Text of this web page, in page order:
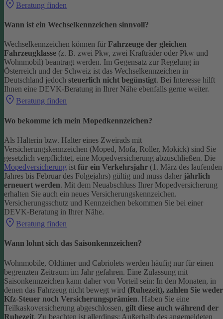
Beratung finden
Wann ist ein Wechselkennzeichen sinnvoll?
Wechselkennzeichen können für Fahrzeuge der gleichen
Fahrzeugklasse (z. B. zwei Pkw, zwei Krafträder oder Pkw und
Wohnmobil) beantragt werden. Im Gegensatz zur Regelung in
Österreich und der Schweiz ist das Wechselkennzeichen in
Deutschland jedoch steuerlich nicht begünstigt. Bei Interesse hilft
Ihnen eine DEVK-Beratung in Ihrer Nähe ebenfalls gerne weiter.
Beratung finden
Wo bekomme ich mein Mopedkennzeichen?
Als Halterin bzw. Halter eines Zweirads mit
Versicherungskennzeichen (Moped, Mofa, Roller, Mokick) sind Sie
gesetzlich verpflichtet, eine Mopedversicherung abzuschließen. Die
Mopedversicherung ist für ein Verkehrsjahr (1. März des laufenden
Jahres bis Februar des Folgejahrs) gültig und muss daher jährlich
erneuert werden. Mit dem Neuabschluss Ihrer Mopedversicherung
erhalten Sie auch ein neues Versicherungskennzeichen.
Versicherungsschutz und Kennzeichen bekommen Sie bei einer
DEVK-Beratung in Ihrer Nähe.
Beratung finden
Wann lohnt sich das Saisonkennzeichen?
Wohnmobile, Oldtimer und Cabriolets werden häufig nur für einen
begrenzten Zeitraum im Jahr gefahren. Eine Zulassung mit
Saisonkennzeichen kann daher von Vorteil sein: In den Monaten, in
denen das Fahrzeug nicht bewegt wird (Ruhezeit), zahlen Sie weder
Kfz-Steuer noch Versicherungsprämien. Haben Sie eine
Teilkaskoversicherung abgeschlossen, gilt diese auch während der
Ruhezeit. Zu beachten ist allerdings: Außerhalb des angemeldeten